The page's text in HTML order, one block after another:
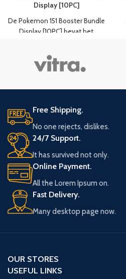
Display [10PC]
De Pokemon 151 Booster Bundle
Display [10PC] bevat het
10x booster bundle 151
Free Shipping.
No one rejects, dislikes.
24/7 Support.
It has survived not only.
Online Payment.
All the Lorem Ipsum on.
Fast Delivery.
Many desktop page now.
OUR STORES
USEFUL LINKS